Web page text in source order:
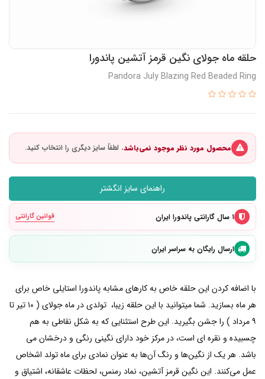
حلقه ماه جولای نگین قرمز آتشین پاندورا
Pandora July Blazing Red Beaded Ring
محصول مورد نظر موجود نمی‌باشد.
راهنمای سایز انگشتر
۱ سال گارانتی پاندورا ایران قوانین گارانتی
ارسال رایگان به سراسر ایران
با اضافه کردن این حلقه خاص به کارهای مشابه پاندورا استایلی خاص برای
هر ماه بسازید. شما میتوانید با این حلقه زیبا، تولدی در ماه جولای ( ۱۰ تیر تا
۹ مرداد ) را جشن بگیرید. این طرح استثنایی که به شکل نقاطی به هم
چسبیده و نقره ای است، در مرکز خود دارای نگینی رنگی و درخشان می
باشد. هر یک از نگین‌ها و رنگ آن‌ها به عنوان نمادی برای ماه تولد اشخاص
عمل می‌کنند. این نگین قرمز آتشین، نماد رمنس، لحظات عاشقانه، اشتیاق و